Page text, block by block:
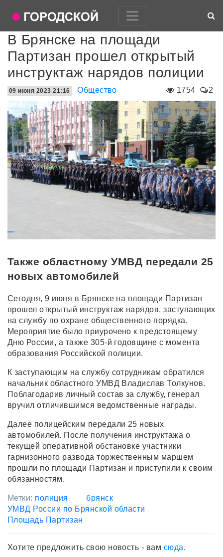
В Брянске на площади
Партизан прошел открытый
инструктаж нарядов полиции
1754 2
09 июня 2023 21:16 Общество
Также областному УМВД передали 25
новых автомобилей
Сегодня, 9 июня в Брянске на площади Партизан
прошел открытый инструктаж нарядов, заступающих
на службу по охране общественного порядка.
Мероприятие было приурочено к предстоящему
Дню России, а также 305-й годовщине с момента
образования Российской полиции.
К заступающим на службу сотрудникам обратился
начальник областного УМВД Владислав Толкунов.
Поблагодарив личный состав за службу, генерал
вручил отличившимся ведомственные награды.
Далее полицейским передали 25 новых
автомобилей. После получения инструктажа о
текущей оперативной обстановке участники
гарнизонного развода торжественным маршем
прошли по площади Партизан и приступили к своим
обязанностям.
Метки: полиция
брянск
УМВД России по Брянской области
Площадь Партизан
Хотите предложить свою новость - вам сюда.